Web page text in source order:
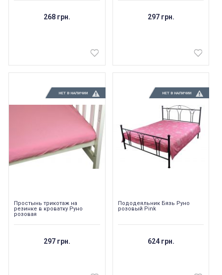
268 грн. 297 грн.
НЕТ В НАЛИЧИИ
Простынь трикотаж на
резинке в кроватку Руно
розовая
297 грн.
НЕТ В НАЛИЧИИ
Пододеяльник Бязь Руно
розовый Pink
624 грн.